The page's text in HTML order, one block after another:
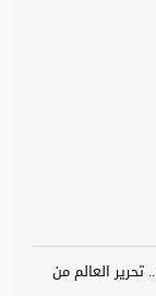
تحرير العالم من